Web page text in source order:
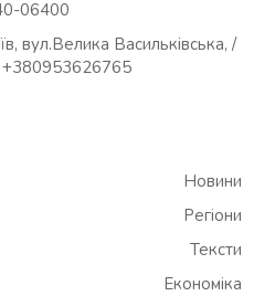
06400
вул.Велика Васильківська, /
+380953626765
Новини
Регіони
Тексти
Економіка